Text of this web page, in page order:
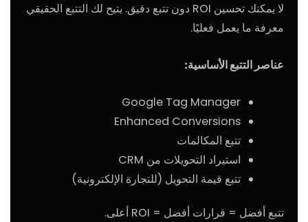
لا يمكنك تحسين ROI دون تتبع دقيق. يتيح لك التتبع الحقيقي
معرفة ما يعمل فعليًا.
عناصر التتبع الأساسية:
Google Tag Manager
Enhanced Conversions
تتبع المكالمات
استيراد التحويلات من CRM
تتبع قيمة التحويل (للتجارة الإلكترونية)
تتبع أفضل = قرارات أفضل = ROI أعلى.